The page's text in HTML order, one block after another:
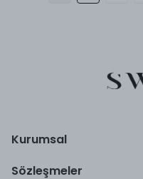
Kurumsal
Sözleşmeler